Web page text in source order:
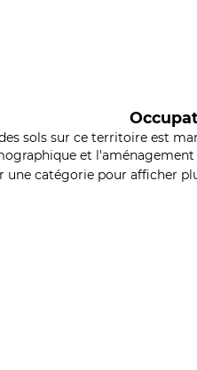
sols sur ce territoire est
et
une catégorie pour afficher